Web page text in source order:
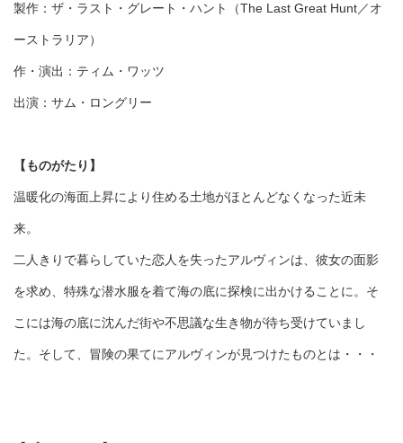
製作：ザ・ラスト・グレート・ハント（The Last Great Hunt／オ
ーストラリア）
作・演出：ティム・ワッツ
出演：サム・ロングリー
【ものがたり】
温暖化の海面上昇により住める土地がほとんどなくなった近未
来。
二人きりで暮らしていた恋人を失ったアルヴィンは、彼女の面影
を求め、特殊な潜水服を着て海の底に探検に出かけることに。そ
こには海の底に沈んだ街や不思議な生き物が待ち受けていまし
た。そして、冒険の果てにアルヴィンが見つけたものとは・・・